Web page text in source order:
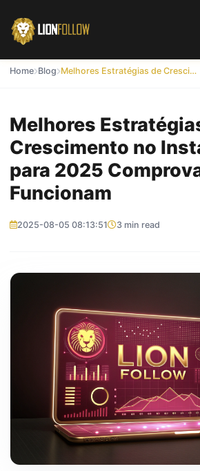
Home Blog Melhores Estratégias de Crescimento no Instagram para 2025 Comprovadas que Funcionam
Melhores
Crescimento no
para 2025
Funcionam
2025-08-05 08:13:51 3 min read